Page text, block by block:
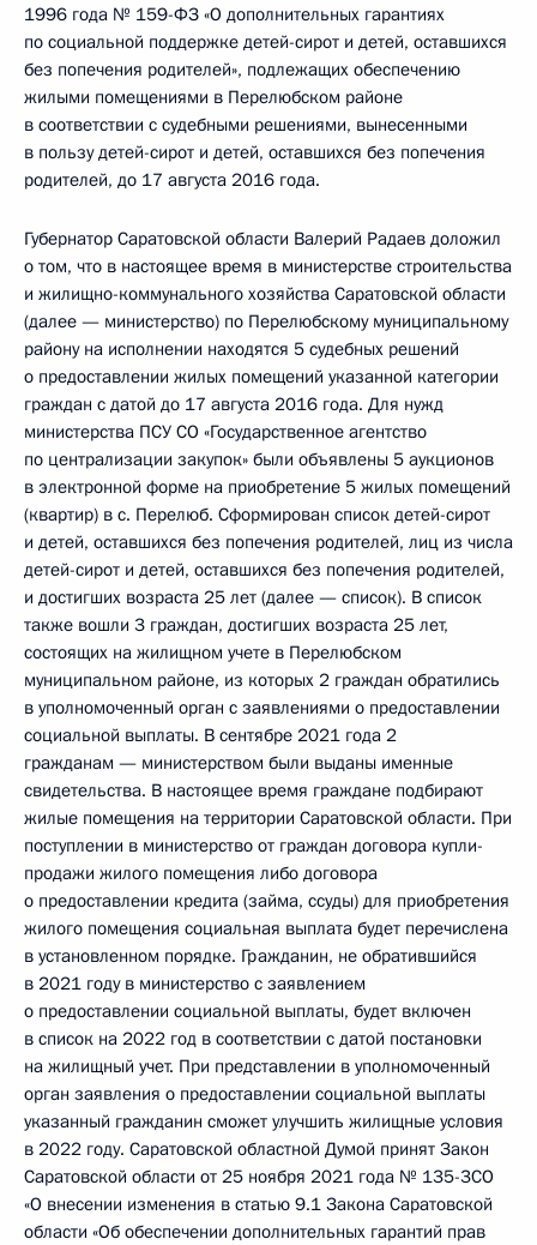
1996 года № 159-ФЗ «О дополнительных гарантиях
по социальной поддержке детей-сирот и детей, оставшихся
без попечения родителей», подлежащих обеспечению
жилыми помещениями в Перелюбском районе
в соответствии с судебными решениями, вынесенными
в пользу детей-сирот и детей, оставшихся без попечения
родителей, до 17 августа 2016 года.
Губернатор Саратовской области Валерий Радаев доложил
о том, что в настоящее время в министерстве строительства
и жилищно-коммунального хозяйства Саратовской области
(далее — министерство) по Перелюбскому муниципальному
району на исполнении находятся 5 судебных решений
о предоставлении жилых помещений указанной категории
граждан с датой до 17 августа 2016 года. Для нужд
министерства ПСУ СО «Государственное агентство
по централизации закупок» были объявлены 5 аукционов
в электронной форме на приобретение 5 жилых помещений
(квартир) в с. Перелюб. Сформирован список детей-сирот
и детей, оставшихся без попечения родителей, лиц из числа
детей-сирот и детей, оставшихся без попечения родителей,
и достигших возраста 25 лет (далее — список). В список
также вошли 3 граждан, достигших возраста 25 лет,
состоящих на жилищном учете в Перелюбском
муниципальном районе, из которых 2 граждан обратились
в уполномоченный орган с заявлениями о предоставлении
социальной выплаты. В сентябре 2021 года 2
гражданам — министерством были выданы именные
свидетельства. В настоящее время граждане подбирают
жилые помещения на территории Саратовской области. При
поступлении в министерство от граждан договора купли-
продажи жилого помещения либо договора
о предоставлении кредита (займа, ссуды) для приобретения
жилого помещения социальная выплата будет перечислена
в установленном порядке. Гражданин, не обратившийся
в 2021 году в министерство с заявлением
о предоставлении социальной выплаты, будет включен
в список на 2022 год в соответствии с датой постановки
на жилищный учет. При представлении в уполномоченный
орган заявления о предоставлении социальной выплаты
указанный гражданин сможет улучшить жилищные условия
в 2022 году. Саратовской областной Думой принят Закон
Саратовской области от 25 ноября 2021 года № 135-3CO
«О внесении изменения в статью 9.1 Закона Саратовской
области «Об обеспечении дополнительных гарантий прав